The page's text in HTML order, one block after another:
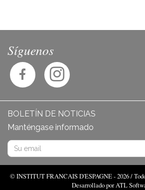
Síguenos
BOLETÍN DE NOTICIAS
Manténgase informado
© INSTITUT FRANCAIS D'ESPAGNE - 2026 /
Desarrollado por ATL